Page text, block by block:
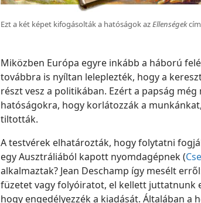
Ezt a két képet kifogásolták a hatóságok azEllenségek
Miközben Európa egyre inkább a háború
továbbra is nyíltan leleplezték, hogy a
részt vesz a politikában. Ezért a papság
hatóságokra, hogy korlátozzák a
tiltották.
A testvérek elhatározták, hogy folytatni
egy Ausztráliából kapott nyomdagépnek (
alkalmaztak? Jean Deschamp így mesélt
füzetet vagy folyóiratot, el kellett juttatnunk
hogy engedélyezzék a kiadását. Általában a